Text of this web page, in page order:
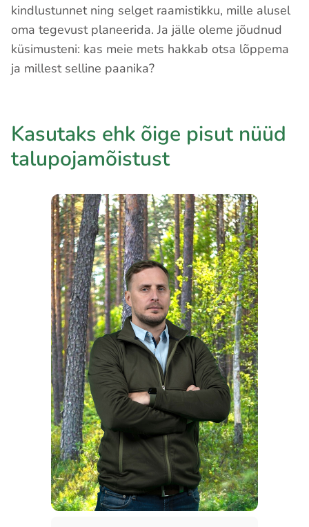
kindlustunnet ning selget raamistikku, mille alusel
oma tegevust planeerida. Ja jälle oleme jõudnud
küsimusteni: kas meie mets hakkab otsa lõppema
ja millest selline paanika?
Kasutaks ehk õige pisut nüüd
talupojamõistust